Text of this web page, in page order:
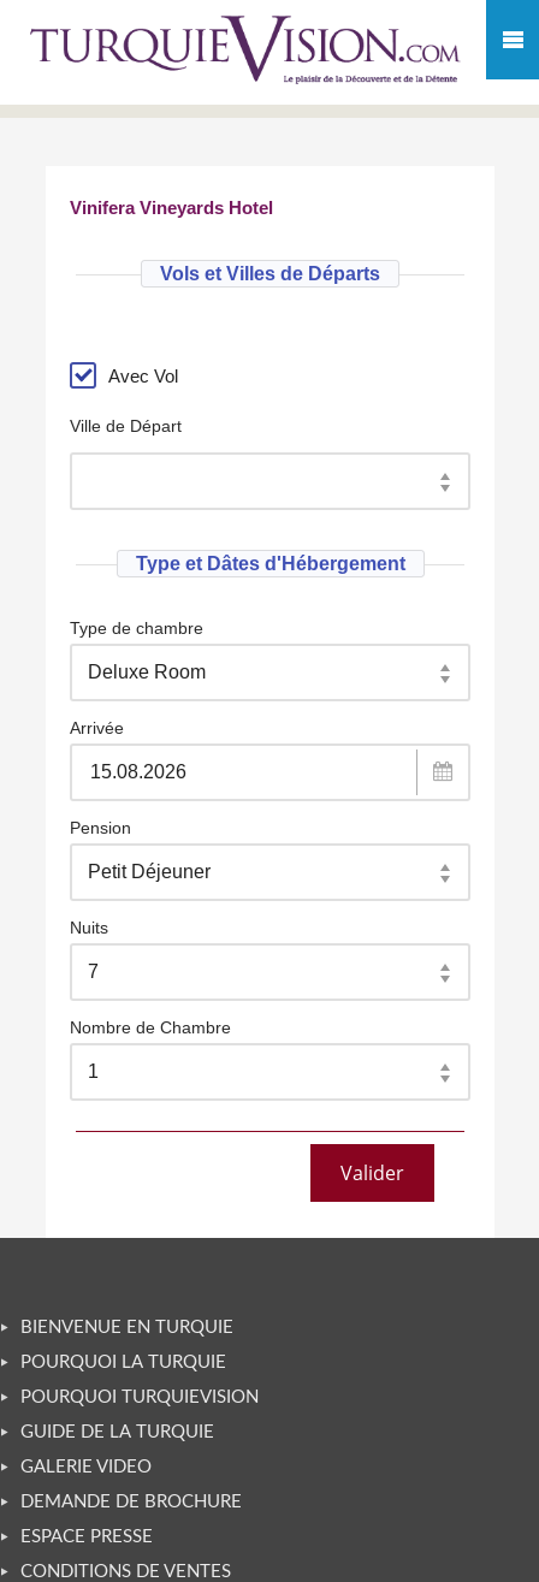
Vinifera Vineyards Hotel
Vols et Villes de Départs
Avec Vol
Ville de Départ
Type et Dâtes d'Hébergement
Type de chambre
Arrivée
Pension
Nuits
Nombre de Chambre
BIENVENUE EN TURQUIE
POURQUOI LA TURQUIE
POURQUOI TURQUIEVISION
GUIDE DE LA TURQUIE
GALERIE VIDEO
DEMANDE DE BROCHURE
ESPACE PRESSE
CONDITIONS DE VENTES